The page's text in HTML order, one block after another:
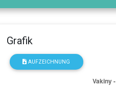
Grafik
AUFZEICHNUNG